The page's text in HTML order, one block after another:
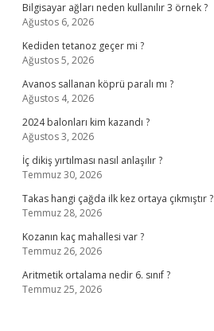
Bilgisayar ağları neden kullanılır 3 örnek ?
Ağustos 6, 2026
Kediden tetanoz geçer mi ?
Ağustos 5, 2026
Avanos sallanan köprü paralı mı ?
Ağustos 4, 2026
2024 balonları kim kazandı ?
Ağustos 3, 2026
İç dikiş yırtılması nasıl anlaşılır ?
Temmuz 30, 2026
Takas hangi çağda ilk kez ortaya çıkmıştır ?
Temmuz 28, 2026
Kozanın kaç mahallesi var ?
Temmuz 26, 2026
Aritmetik ortalama nedir 6. sınıf ?
Temmuz 25, 2026